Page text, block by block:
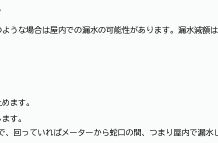
うな場合は屋内での漏水の可能性があります。漏水減額は
ます。
す。
回っていればメーターから蛇口の間、つまり屋内で漏水